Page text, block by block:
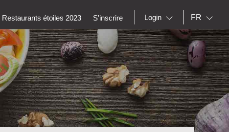
Restaurants étoiles 2023 S'inscrire Login FR